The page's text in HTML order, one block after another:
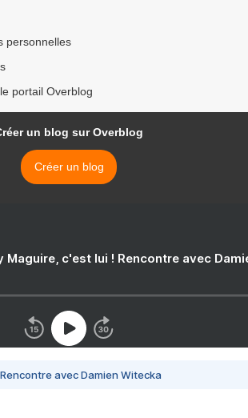
personnelles
portail Overblog
un blog sur Overblog
Créer un blog
c'est lui ! Rencontre avec
avec Damien Witecka